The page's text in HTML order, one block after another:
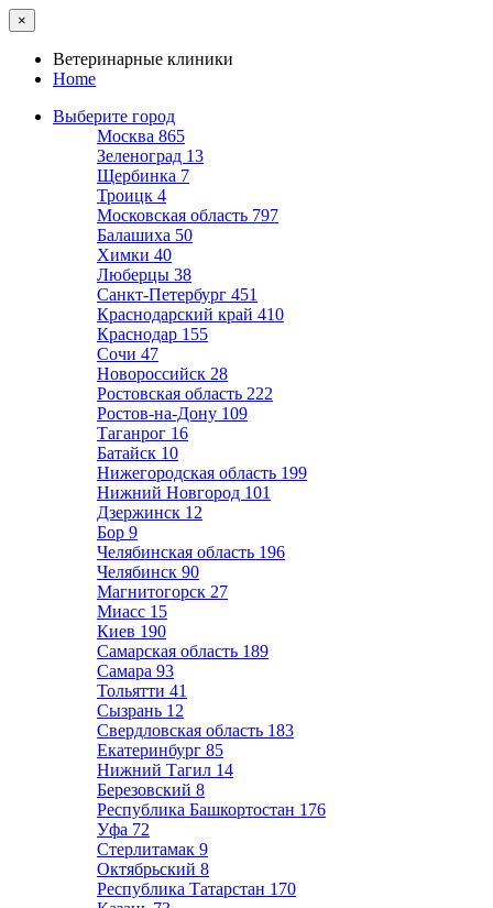
×
Ветеринарные клиники
Home
Выберите город
Москва 865
Зеленоград 13
Щербинка 7
Троицк 4
Московская область 797
Балашиха 50
Химки 40
Люберцы 38
Санкт-Петербург 451
Краснодарский край 410
Краснодар 155
Сочи 47
Новороссийск 28
Ростовская область 222
Ростов-на-Дону 109
Таганрог 16
Батайск 10
Нижегородская область 199
Нижний Новгород 101
Дзержинск 12
Бор 9
Челябинская область 196
Челябинск 90
Магнитогорск 27
Миасс 15
Киев 190
Самарская область 189
Самара 93
Тольятти 41
Сызрань 12
Свердловская область 183
Екатеринбург 85
Нижний Тагил 14
Березовский 8
Республика Башкортостан 176
Уфа 72
Стерлитамак 9
Октябрьский 8
Республика Татарстан 170